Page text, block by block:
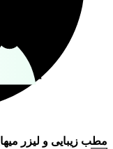
مطب زیبایی و لیزر میها